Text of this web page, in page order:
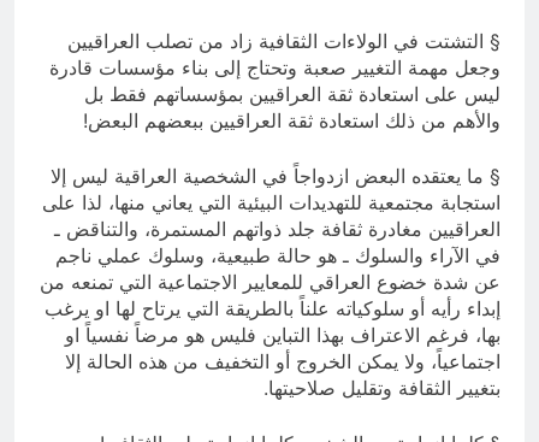
§ التشتت في الولاءات الثقافية زاد من تصلب العراقيين
وجعل مهمة التغيير صعبة وتحتاج إلى بناء مؤسسات قادرة
ليس على استعادة ثقة العراقيين بمؤسساتهم فقط بل
والأهم من ذلك استعادة ثقة العراقيين ببعضهم البعض!
§ ما يعتقده البعض ازدواجاً في الشخصية العراقية ليس إلا
استجابة مجتمعية للتهديدات البيئية التي يعاني منها، لذا على
العراقيين مغادرة ثقافة جلد ذواتهم المستمرة، والتناقض ـ
في الآراء والسلوك ـ هو حالة طبيعية، وسلوك عملي ناجم
عن شدة خضوع العراقي للمعايير الاجتماعية التي تمنعه من
إبداء رأيه أو سلوكياته علناً بالطريقة التي يرتاح لها او يرغب
بها، فرغم الاعتراف بهذا التباين فليس هو مرضاً نفسياً او
اجتماعياً، ولا يمكن الخروج أو التخفيف من هذه الحالة إلا
بتغيير الثقافة وتقليل صلاحيتها.